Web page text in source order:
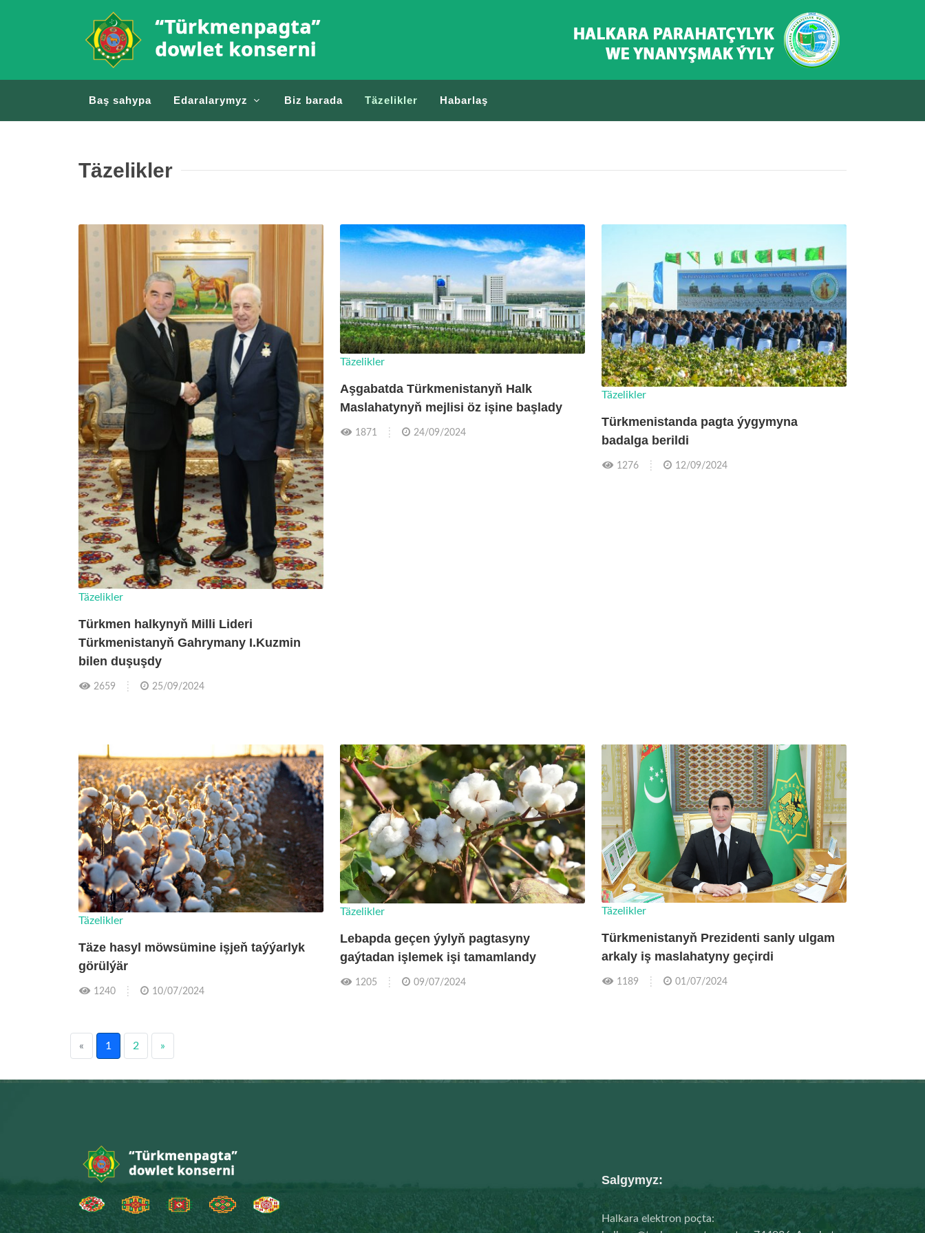
Baş sahypa Edaralarymyz Biz barada Täzelikler Habarlaş
Täzelikler
Täzelikler
Türkmen halkynyň Milli Lideri
Türkmenistanyň Gahrymany I.Kuzmin
bilen duşuşdy
2659 25/09/2024
Täzelikler
Aşgabatda Türkmenistanyň Halk
Maslahatynyň mejlisi öz işine başlady
1871 24/09/2024
Täzelikler
Türkmenistanda pagta ýygymyna
badalga berildi
1276 12/09/2024
Täzelikler
Täze hasyl möwsümine işjeň taýýarlyk
görülýär
1240 10/07/2024
Täzelikler
Lebapda geçen ýylyň pagtasyny
gaýtadan işlemek işi tamamlandy
1205 09/07/2024
Täzelikler
Türkmenistanyň Prezidenti sanly ulgam
arkaly iş maslahatyny geçirdi
1189 01/07/2024
« 1 2 »
Salgymyz:
Halkara elektron poçta: